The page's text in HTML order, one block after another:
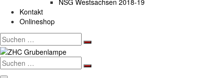
NSG Westsachsen 2018-19
Kontakt
Onlineshop
Search
for:
Search
for: